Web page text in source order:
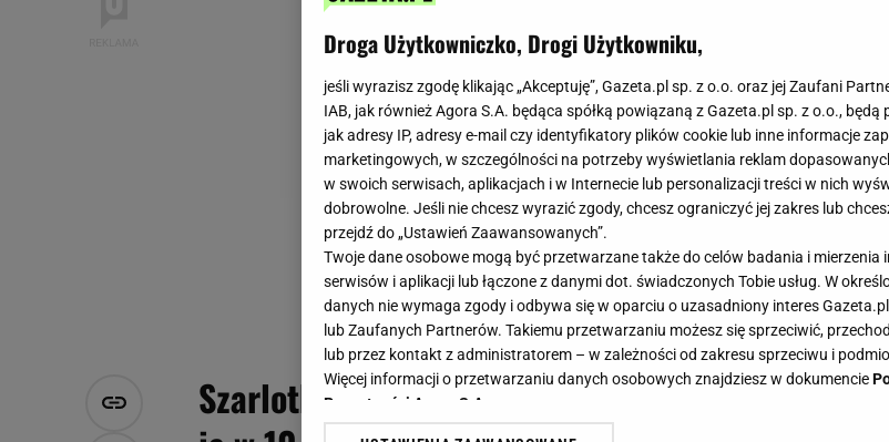
Szarlotka mojego męża zawsze robi furorę.
Droga Użytkowniczko, Drogi Użytkowniku,
jeśli wyrazisz zgodę klikając „Akceptuję”, Gazeta.pl sp. z o.o. oraz jej Zaufani
IAB, jak również Agora S.A. będąca spółką powiązaną z Gazeta.pl sp. z o.o.,
jak adresy IP, adresy e-mail czy identyfikatory plików cookie lub inne informacje
marketingowych, w szczególności na potrzeby wyświetlania reklam
w swoich serwisach, aplikacjach i w Internecie lub personalizacji treści w nich
dobrowolne. Jeśli nie chcesz wyrazić zgody, chcesz ograniczyć jej zakres lub
przejdź do „Ustawień Zaawansowanych”.
Twoje dane osobowe mogą być przetwarzane także do celów badania i
serwisów i aplikacji lub łączone z danymi dot. świadczonych Tobie usług. W
danych nie wymaga zgody i odbywa się w oparciu o uzasadniony interes
lub Zaufanych Partnerów. Takiemu przetwarzaniu możesz się sprzeciwić,
lub przez kontakt z administratorem – w zależności od zakresu sprzeciwu i
Więcej informacji o przetwarzaniu danych osobowych znajdziesz w dokumencie
Prywatności Agora S.A.